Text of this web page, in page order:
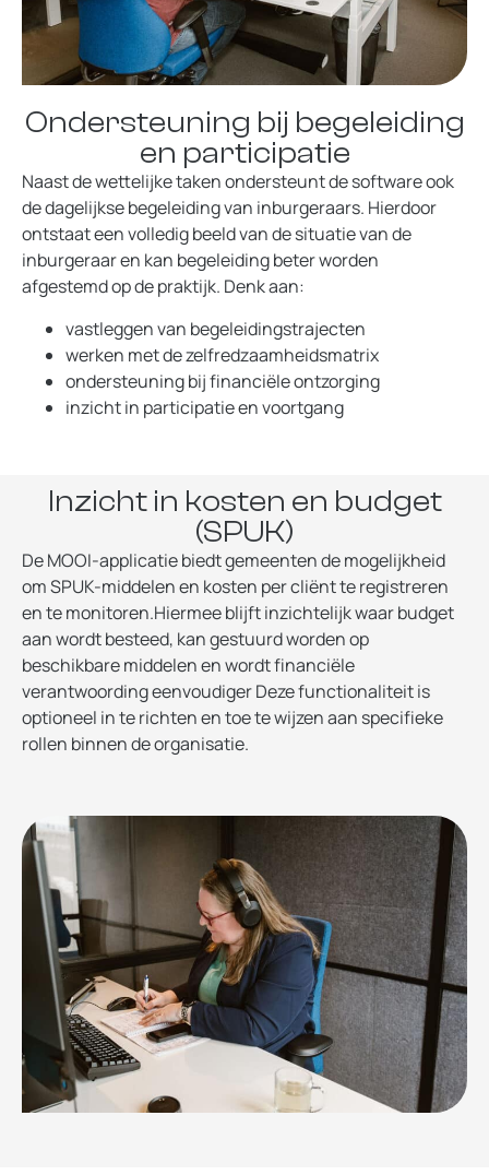
Ondersteuning bij begeleiding
en participatie
Naast de wettelijke taken ondersteunt de software ook
de dagelijkse begeleiding van inburgeraars. Hierdoor
ontstaat een volledig beeld van de situatie van de
inburgeraar en kan begeleiding beter worden
afgestemd op de praktijk. Denk aan:
vastleggen van begeleidingstrajecten
werken met de zelfredzaamheidsmatrix
ondersteuning bij financiële ontzorging
inzicht in participatie en voortgang
Inzicht in kosten en budget
(SPUK)
De MOOI-applicatie biedt gemeenten de mogelijkheid
om SPUK-middelen en kosten per cliënt te registreren
en te monitoren.Hiermee blijft inzichtelijk waar budget
aan wordt besteed, kan gestuurd worden op
beschikbare middelen en wordt financiële
verantwoording eenvoudiger Deze functionaliteit is
optioneel in te richten en toe te wijzen aan specifieke
rollen binnen de organisatie.